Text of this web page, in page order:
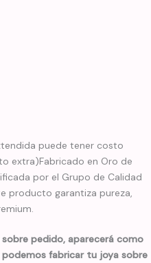
puede tener costo
extra)Fabricado en Oro de
por el Grupo de Calidad
producto garantiza pureza,
pedido, aparecerá como
podemos fabricar tu joya sobre